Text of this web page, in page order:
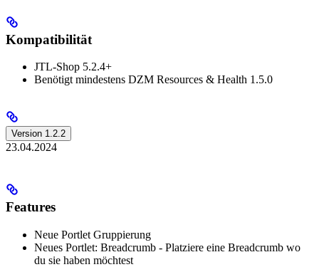
Kompatibilität
JTL-Shop 5.2.4+
Benötigt mindestens DZM Resources & Health 1.5.0
Version 1.2.2
23.04.2024
Features
Neue Portlet Gruppierung
Neues Portlet: Breadcrumb - Platziere eine Breadcrumb wo
du sie haben möchtest